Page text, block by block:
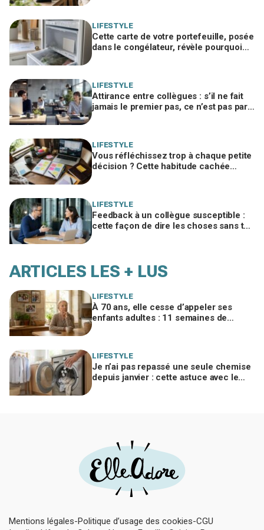
LIFESTYLE
Cette carte de votre portefeuille, posée
dans le congélateur, révèle pourquoi
LIFESTYLE
Attirance entre collègues : s’il ne fait
jamais le premier pas, ce n’est pas par
LIFESTYLE
Vous réfléchissez trop à chaque petite
décision ? Cette habitude cachée
LIFESTYLE
Feedback à un collègue susceptible :
cette façon de dire les choses sans te
ARTICLES LES + LUS
LIFESTYLE
À 70 ans, elle cesse d’appeler ses
enfants adultes : 11 semaines de
LIFESTYLE
Je n’ai pas repassé une seule chemise
depuis janvier : cette astuce avec le
Mentions légales Politique d’usage des cookies CGU